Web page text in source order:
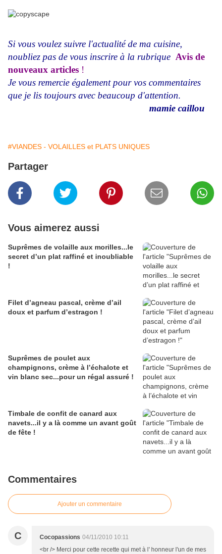
Si vous voulez suivre l'actualité de ma cuisine,
noubliez pas de vous inscrire à la rubrique Avis de
nouveaux articles !
Je vous remercie également pour vos commentaires
que je lis toujours avec beaucoup d'attention.
mamie caillou
#VIANDES - VOLAILLES et PLATS UNIQUES
Partager
Vous aimerez aussi
Suprêmes de volaille aux morilles...le
secret d’un plat raffiné et inoubliable
!
Filet d’agneau pascal, crème d’ail
doux et parfum d’estragon !
Suprêmes de poulet aux
champignons, crème à l’échalote et
vin blanc sec...pour un régal assuré !
Timbale de confit de canard aux
navets...il y a là comme un avant goût
de fête !
Commentaires
Ajouter un commentaire
C Cocopassions 04/11/2010 10:11
<br /> Merci pour cette recette qui met à l' honneur l'un de mes